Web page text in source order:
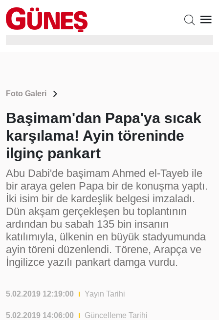
Foto Galeri
Başimam'dan Papa'ya sıcak
karşılama! Ayin töreninde
ilginç pankart
Abu Dabi'de başimam Ahmed el-Tayeb ile
bir araya gelen Papa bir de konuşma yaptı.
İki isim bir de kardeşlik belgesi imzaladı.
Dün akşam gerçekleşen bu toplantının
ardından bu sabah 135 bin insanın
katılımıyla, ülkenin en büyük stadyumunda
ayin töreni düzenlendi. Törene, Arapça ve
İngilizce yazılı pankart damga vurdu.
5.02.2019 12:19:00 Yayın Tarihi
5.02.2019 14:06:00 Güncelleme Tarihi